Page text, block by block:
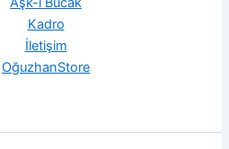
Kadro
İletişim
OğuzhanStore